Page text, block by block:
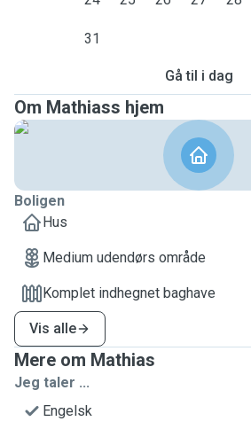
31
Gå til i dag
Om Mathiass hjem
Boligen
Hus
Medium udendørs område
Komplet indhegnet baghave
Vis alle
Mere om Mathias
Jeg taler ...
Engelsk